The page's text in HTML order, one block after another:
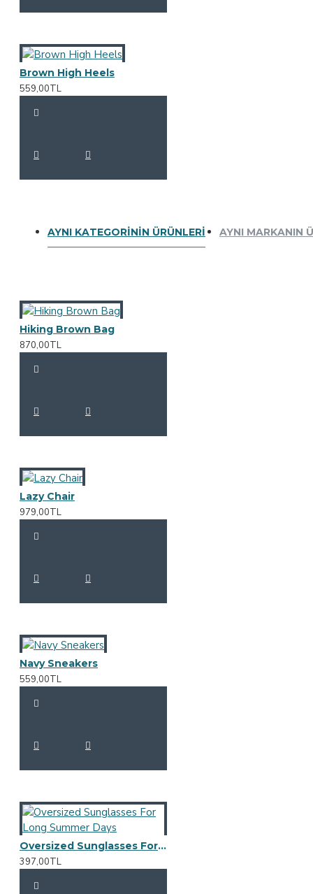
Brown High Heels
559,00TL
AYNI KATEGORININ ÜRÜNLERI AYNI MARKANIN
Hiking Brown Bag
870,00TL
Lazy Chair
979,00TL
Navy Sneakers
559,00TL
Oversized Sunglasses For Long Summer Days
397,00TL